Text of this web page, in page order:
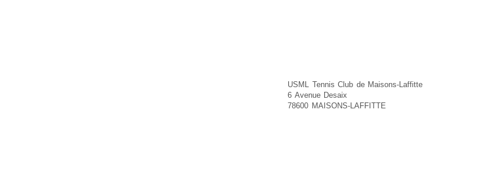
USML Tennis Club de Maisons-Laffitte
6 Avenue Desaix
78600 MAISONS-LAFFITTE